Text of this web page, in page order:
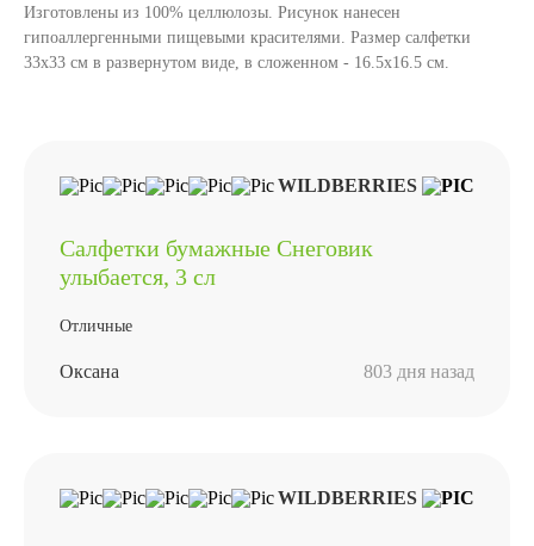
Изготовлены из 100% целлюлозы. Рисунок нанесен
гипоаллергенными пищевыми красителями. Размер салфетки
33х33 см в развернутом виде, в сложенном - 16.5х16.5 см.
WILDBERRIES
Салфетки бумажные Снеговик
улыбается, 3 сл
Отличные
Оксана 803 дня назад
WILDBERRIES